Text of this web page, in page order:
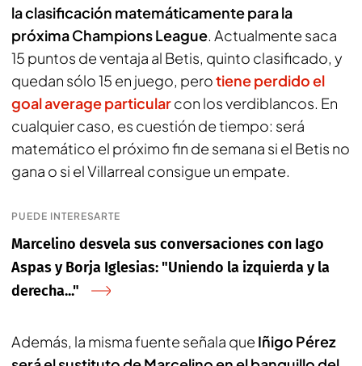
la clasificación matemáticamente para la
próxima Champions League. Actualmente saca
15 puntos de ventaja al Betis, quinto clasificado, y
quedan sólo 15 en juego, perotiene perdido el
goal average particularcon los verdiblancos. En
cualquier caso, es cuestión de tiempo: será
matemático el próximo fin de semana si el Betis no
gana o si el Villarreal consigue un empate.
PUEDE INTERESARTE
Marcelino desvela sus conversaciones con Iago
Aspas y Borja Iglesias: "Uniendo la izquierda y la
derecha..."
Además, la misma fuente señala que Iñigo Pérez